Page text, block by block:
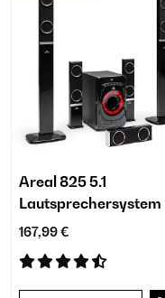
Areal 825 5.1
Lautsprechersystem
167,99 €